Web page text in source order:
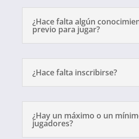
¿Hace falta algún
previo para jugar?
¿Hace falta inscribirse?
¿Hay un máximo o un
jugadores?